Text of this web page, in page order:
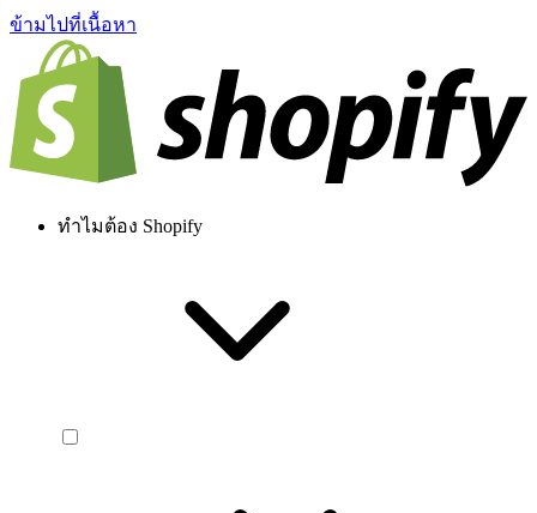
ข้ามไปที่เนื้อหา
ทำไมต้อง Shopify